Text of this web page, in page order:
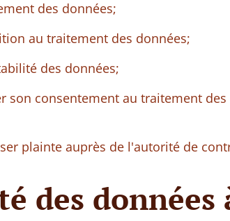
des données;
au traitement des données;
des données;
son consentement au traitement
plainte auprès de l'autorité de
des